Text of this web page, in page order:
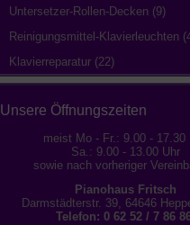
Untersetzer-Rollen-Decken (9)
Reinigungsmittel-Klavierleuchten
Klavierreparatur (22)
Unsere Öffnungszeiten
meist Mo - Fr.: 9.00 - 17.30
Sa.: 9.00 - 13.00 Uhr
sowie nach vorheriger
Pianohaus Fritsch
Darmstädterstr. 39, 64646
Telefon: 0 62 52 / 7 86